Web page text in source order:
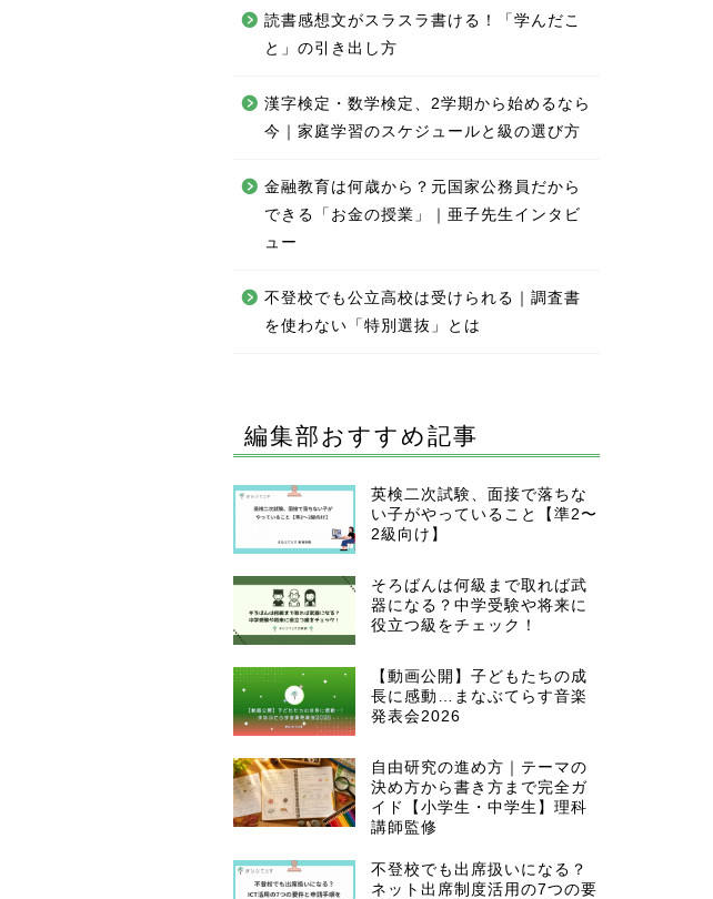
読書感想文がスラスラ書ける！「学んだこ
と」の引き出し方
漢字検定・数学検定、2学期から始めるなら
今｜家庭学習のスケジュールと級の選び方
金融教育は何歳から？元国家公務員だから
できる「お金の授業」｜亜子先生インタビ
ュー
不登校でも公立高校は受けられる｜調査書
を使わない「特別選抜」とは
編集部おすすめ記事
英検二次試験、面接で落ちな
い子がやっていること【準2〜
2級向け】
そろばんは何級まで取れば武
器になる？中学受験や将来に
役立つ級をチェック！
【動画公開】子どもたちの成
長に感動…まなぶてらす音楽
発表会2026
自由研究の進め方｜テーマの
決め方から書き方まで完全ガ
イド【小学生・中学生】理科
講師監修
不登校でも出席扱いになる？
ネット出席制度活用の7つの要